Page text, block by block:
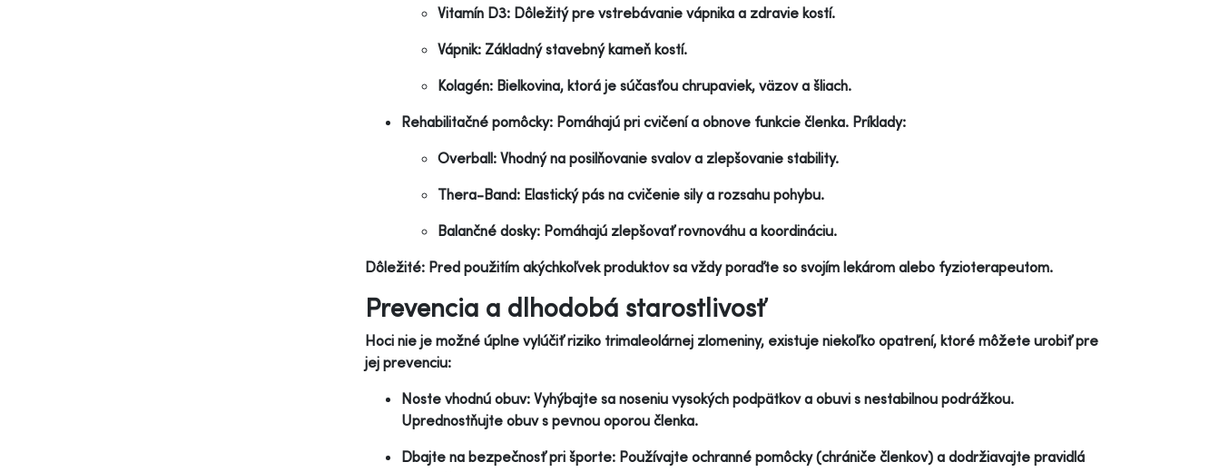
Vitamín D3: Dôležitý pre vstrebávanie vápnika a zdravie kostí.
Vápnik: Základný stavebný kameň kostí.
Kolagén: Bielkovina, ktorá je súčasťou chrupaviek, väzov a šliach.
Rehabilitačné pomôcky: Pomáhajú pri cvičení a obnove funkcie členka. Príklady:
Overball: Vhodný na posilňovanie svalov a zlepšovanie stability.
Thera-Band: Elastický pás na cvičenie sily a rozsahu pohybu.
Balančné dosky: Pomáhajú zlepšovať rovnováhu a koordináciu.
Dôležité: Pred použitím akýchkoľvek produktov sa vždy poraďte so svojím lekárom alebo fyzioterapeutom.
Prevencia a dlhodobá starostlivosť
Hoci nie je možné úplne vylúčiť riziko trimaleolárnej zlomeniny, existuje niekoľko opatrení, ktoré môžete urobiť pre
jej prevenciu:
Noste vhodnú obuv: Vyhýbajte sa noseniu vysokých podpätkov a obuvi s nestabilnou podrážkou.
Uprednostňujte obuv s pevnou oporou členka.
Dbajte na bezpečnosť pri športe: Používajte ochranné pomôcky (chrániče členkov) a dodržiavajte pravidlá